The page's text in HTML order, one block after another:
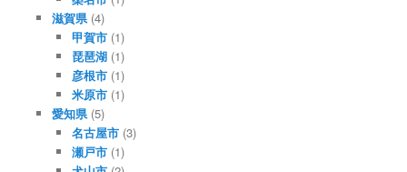
滋賀県(4)
甲賀市 (1)
琵琶湖 (1)
彦根市 (1)
米原市 (1)
愛知県(5)
名古屋市 (3)
瀬戸市 (1)